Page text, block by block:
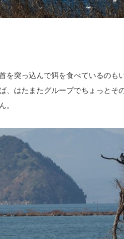
を突っ込んで餌を食べているのも
、はたまたグループでちょっとそ
。